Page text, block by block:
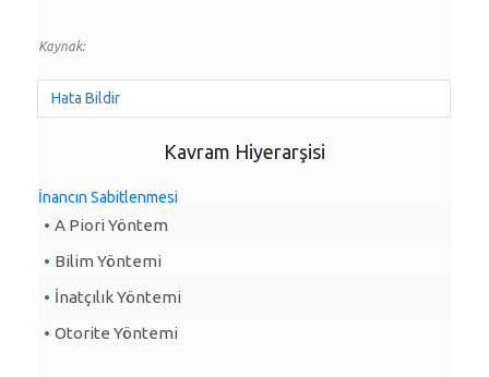
Kaynak:
Hata Bildir
Kavram Hiyerarşisi
İnancın Sabitlenmesi
A Piori Yöntem
Bilim Yöntemi
İnatçılık Yöntemi
Otorite Yöntemi